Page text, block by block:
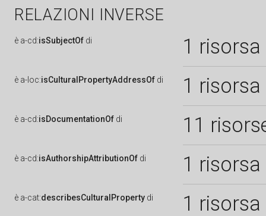
RELAZIONI INVERSE
è a-cd:isSubjectOf di 1 risorsa
è a-loc:isCulturalPropertyAddressOf di 1 risorsa
è a-cd:isDocumentationOf di 11
è a-cd:isAuthorshipAttributionOf di 1 risorsa
è a-cat:describesCulturalProperty di 1 risorsa